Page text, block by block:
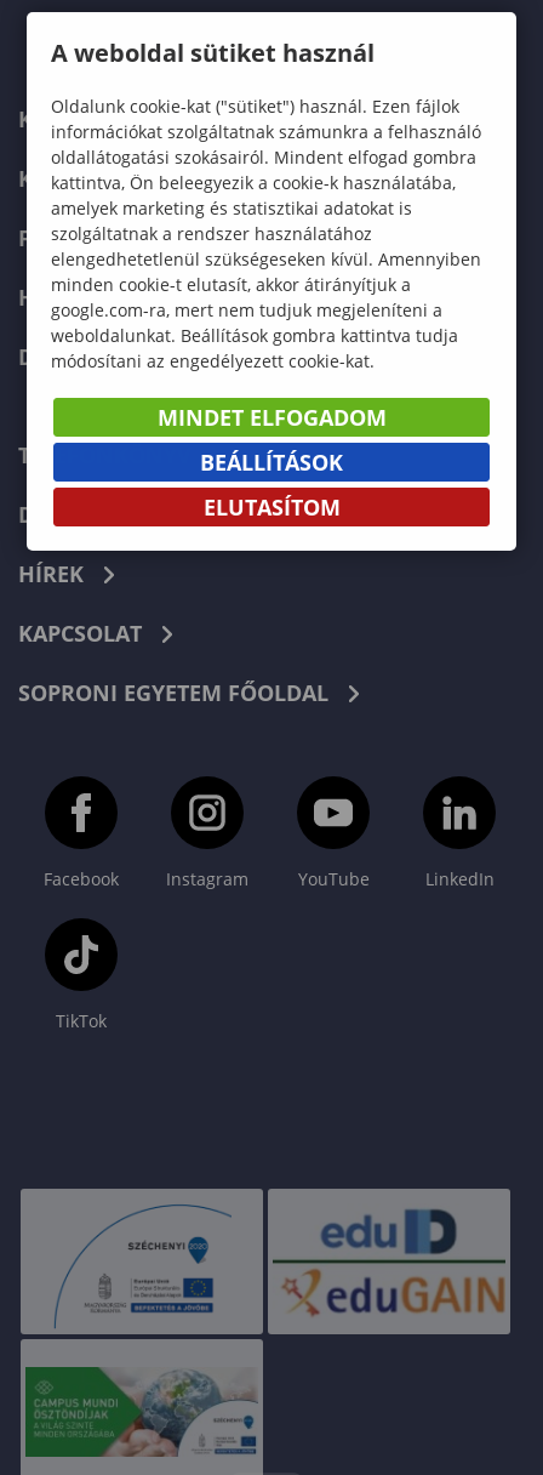
KARUNK
KÉPZÉSEK
FELVÉTELIZŐKNEK
HALLGATÓKNAK
DOKTORI ISKOLA
TELEFONKÖNYV
DOKUMENTUMOK
HÍREK
KAPCSOLAT
SOPRONI EGYETEM FŐOLDAL
Facebook Instagram YouTube LinkedIn
TikTok
A weboldal sütiket használ
Oldalunk cookie-kat ("sütiket") használ. Ezen fájlok
információkat szolgáltatnak számunkra a felhasználó
oldallátogatási szokásairól. Mindent elfogad gombra
kattintva, Ön beleegyezik a cookie-k használatába,
amelyek marketing és statisztikai adatokat is
szolgáltatnak a rendszer használatához
elengedhetetlenül szükségeseken kívül. Amennyiben
minden cookie-t elutasít, akkor átirányítjuk a
google.com-ra, mert nem tudjuk megjeleníteni a
weboldalunkat. Beállítások gombra kattintva tudja
módosítani az engedélyezett cookie-kat.
MINDET ELFOGADOM
BEÁLLÍTÁSOK
ELUTASÍTOM